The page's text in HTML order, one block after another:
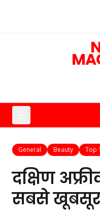
General Beauty Top
दक्षिण
सबसे